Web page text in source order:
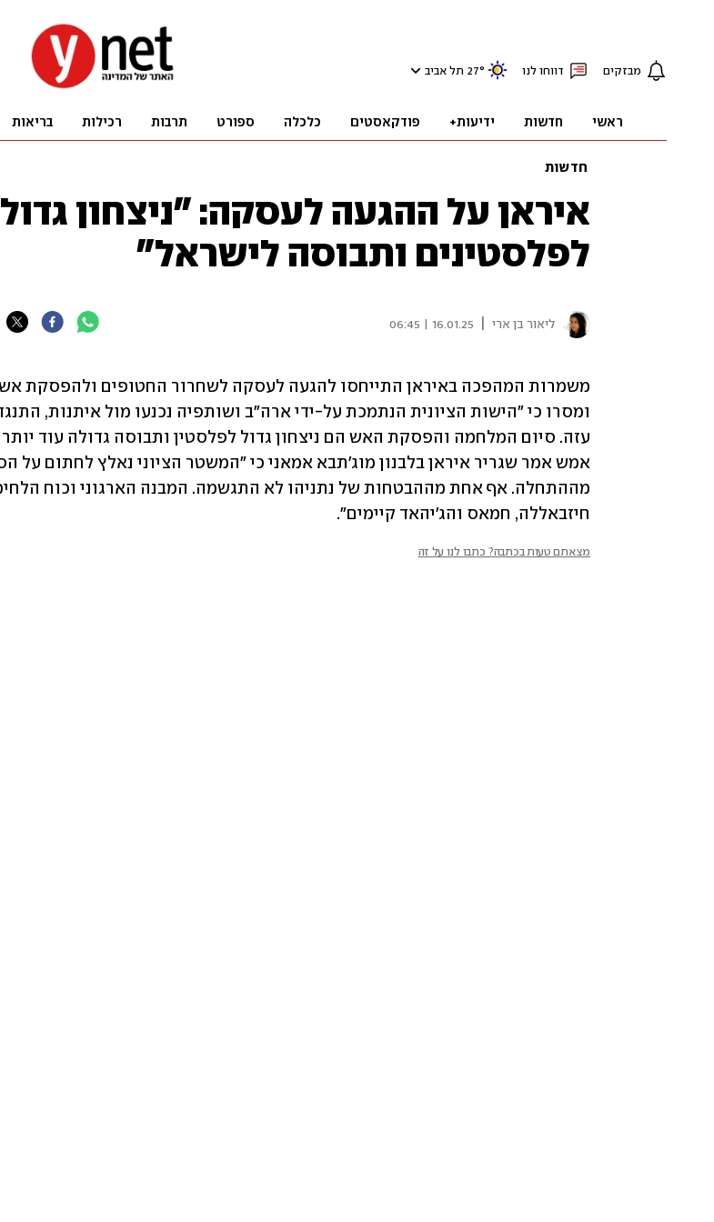
מבזקים דווחו לנו 27° תל אביב
ראשי חדשות ידיעות+ פודקאסטים כלכלה ספורט תרבות רכילות בריאות
חדשות
איראן על ההגעה לעסקה: "ניצחון גדול
לפלסטינים ותבוסה לישראל"
ליאור בן ארי 16.01.25 | 06:45
חיזבאללה, חמאס והג'יהאד קיימים".
מצאתם טעות בכתבה? כתבו לנו על זה